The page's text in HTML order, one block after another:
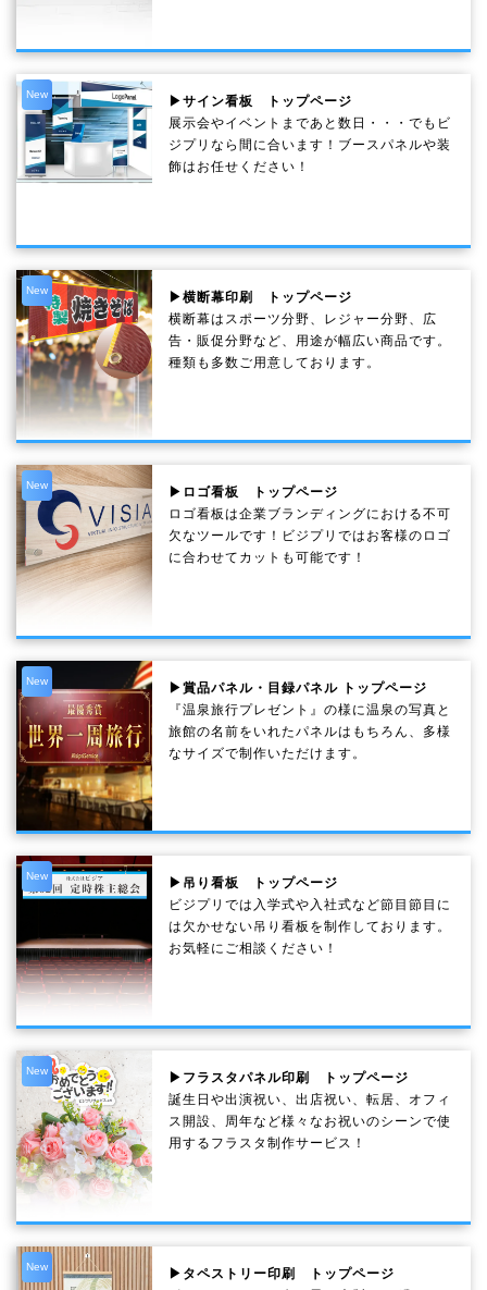
New
▶サイン看板 トップページ
展示会やイベントまであと数日・・・でもビ
ジプリなら間に合います！ブースパネルや装
飾はお任せください！
New
▶横断幕印刷 トップページ
横断幕はスポーツ分野、レジャー分野、広
告・販促分野など、用途が幅広い商品です。
種類も多数ご用意しております。
New
▶ロゴ看板 トップページ
ロゴ看板は企業ブランディングにおける不可
欠なツールです！ビジプリではお客様のロゴ
に合わせてカットも可能です！
New
▶賞品パネル・目録パネル トップページ
『温泉旅行プレゼント』の様に温泉の写真と
旅館の名前をいれたパネルはもちろん、多様
なサイズで制作いただけます。
New
▶吊り看板 トップページ
ビジプリでは入学式や入社式など節目節目に
は欠かせない吊り看板を制作しております。
お気軽にご相談ください！
New
▶フラスタパネル印刷 トップページ
誕生日や出演祝い、出店祝い、転居、オフィ
ス開設、周年など様々なお祝いのシーンで使
用するフラスタ制作サービス！
New
▶タペストリー印刷 トップページ